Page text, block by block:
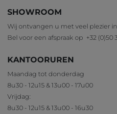
SHOWROOM
Wij ontvangen u met veel plezier
Bel voor een afspraak op +32 (0)50
KANTOORUREN
Maandag tot donderdag
8u30 - 12u15 & 13u00 - 17u00
Vrijdag:
8u30 - 12u15 & 13u00 - 16u30